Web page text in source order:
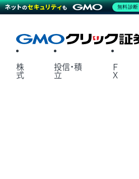
株
式
投信・積
立
Ｆ
Ｘ
無料診断